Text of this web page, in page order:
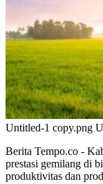
Untitled-1 copy.png
Berita Tempo.co -
prestasi gemilang di
produktivitas dan